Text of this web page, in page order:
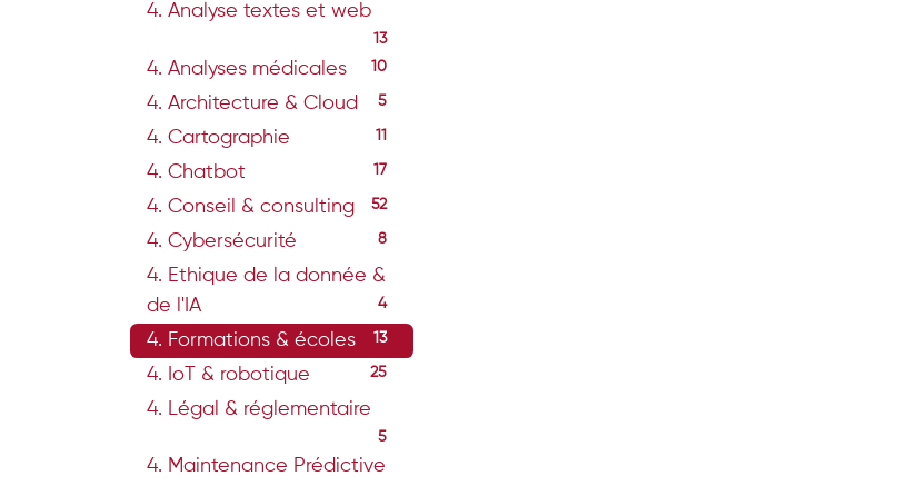
4. Analyse textes et web
13
4. Analyses médicales 10
4. Architecture & Cloud 5
4. Cartographie 11
4. Chatbot 17
4. Conseil & consulting 52
4. Cybersécurité 8
4. Ethique de la donnée &
de l'IA
4
4. Formations & écoles 13
4. IoT & robotique 25
4. Légal & réglementaire
5
4. Maintenance Prédictive